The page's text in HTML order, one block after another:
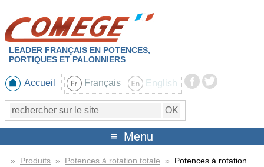
LEADER FRANÇAIS EN POTENCES,
PORTIQUES ET PALONNIERS
Accueil Français English
Menu
» Produits » Potences à rotation totale » Potences à rotation